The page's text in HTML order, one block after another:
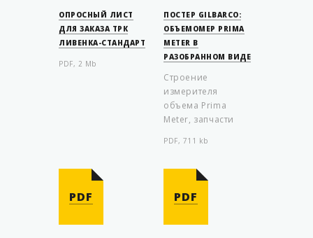
ОПРОСНЫЙ ЛИСТ
ДЛЯ ЗАКАЗА ТРК
ЛИВЕНКА-СТАНДАРТ
PDF, 2 Mb
ПОСТЕР GILBARCO:
ОБЪЕМОМЕР PRIMA
METER В
РАЗОБРАННОМ ВИДЕ
Строение
измерителя
объема Prima
Meter, запчасти
PDF, 711 kb
PDF PDF